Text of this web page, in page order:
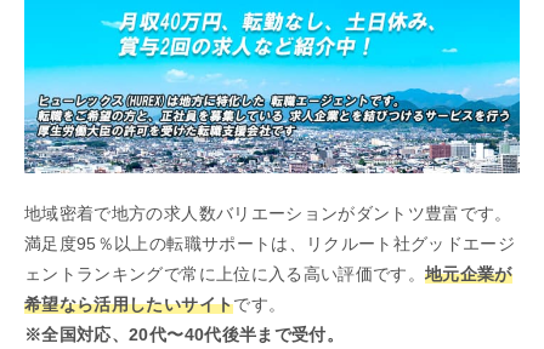
地域密着で地方の求人数バリエーションがダントツ豊富です。
満足度95％以上の転職サポートは、リクルート社グッドエージ
ェントランキングで常に上位に入る高い評価です。地元企業が
希望なら活用したいサイトです。
※全国対応、20代〜40代後半まで受付。